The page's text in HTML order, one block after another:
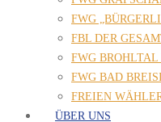
FWG
FBL DER
FWG BROHLTAL
FWG BAD
FREIEN
ÜBER UNS